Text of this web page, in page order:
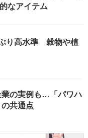
なアイテム
り高水準 穀物や植
業の実例も…「パワハ
共通点